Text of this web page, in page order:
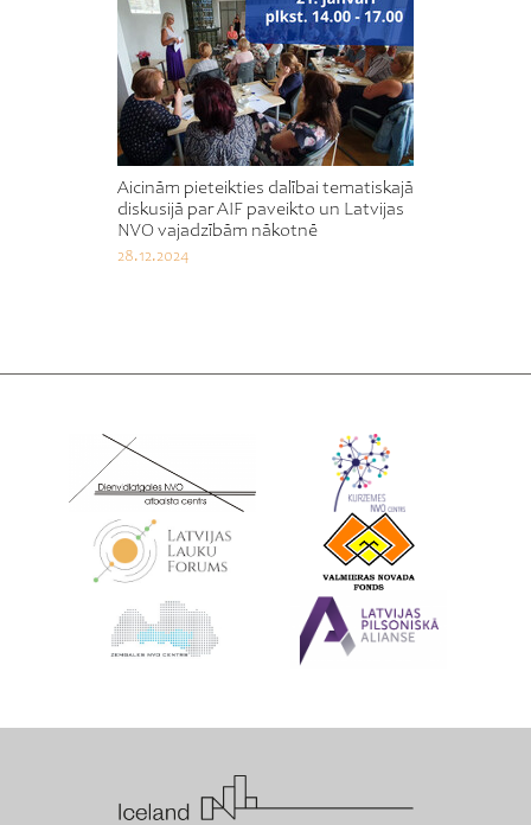
Aicinām pieteikties dalībai tematiskajā
diskusijā par AIF paveikto un Latvijas
NVO vajadzībām nākotnē
28.12.2024